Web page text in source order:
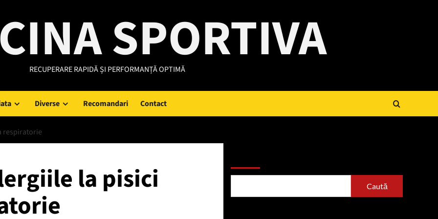
SPORTIVA
RECUPERARE RAPIDĂ ȘI PERFORMANȚĂ OPTIMĂ
Diverse Recomandari Contact
respiratorie
la pisici Caută